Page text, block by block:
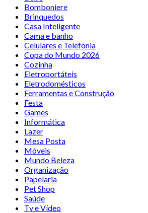
Bomboniere
Brinquedos
Casa Inteligente
Cama e banho
Celulares e Telefonia
Copa do Mundo 2026
Cozinha
Eletroportáteis
Eletrodomésticos
Ferramentas e Construção
Festa
Games
Informática
Lazer
Mesa Posta
Móveis
Mundo Beleza
Organização
Papelaria
Pet Shop
Saúde
Tv e Vídeo